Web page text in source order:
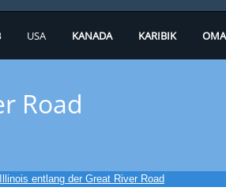
USA KANADA KARIBIK
Road
Illinois entlang der Great River Road